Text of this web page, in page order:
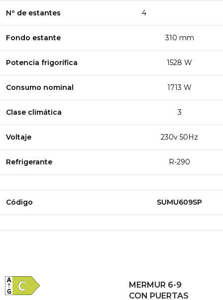
Nº de estantes 4
Fondo estante 310 mm
Potencia frigorífica 1528 W
Consumo nominal 1713 W
Clase climática 3
Voltaje 230v 50Hz
Refrigerante R-290
Código SUMU609SP
MERMUR 6-9
CON PUERTAS